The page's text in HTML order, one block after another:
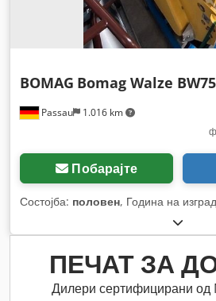
Passau 1.016 km
BOMAG Bomag Walze
Побарајте
Состојба: половен, Година на
ПЕЧАТ ЗА
Дилери сертифицирани